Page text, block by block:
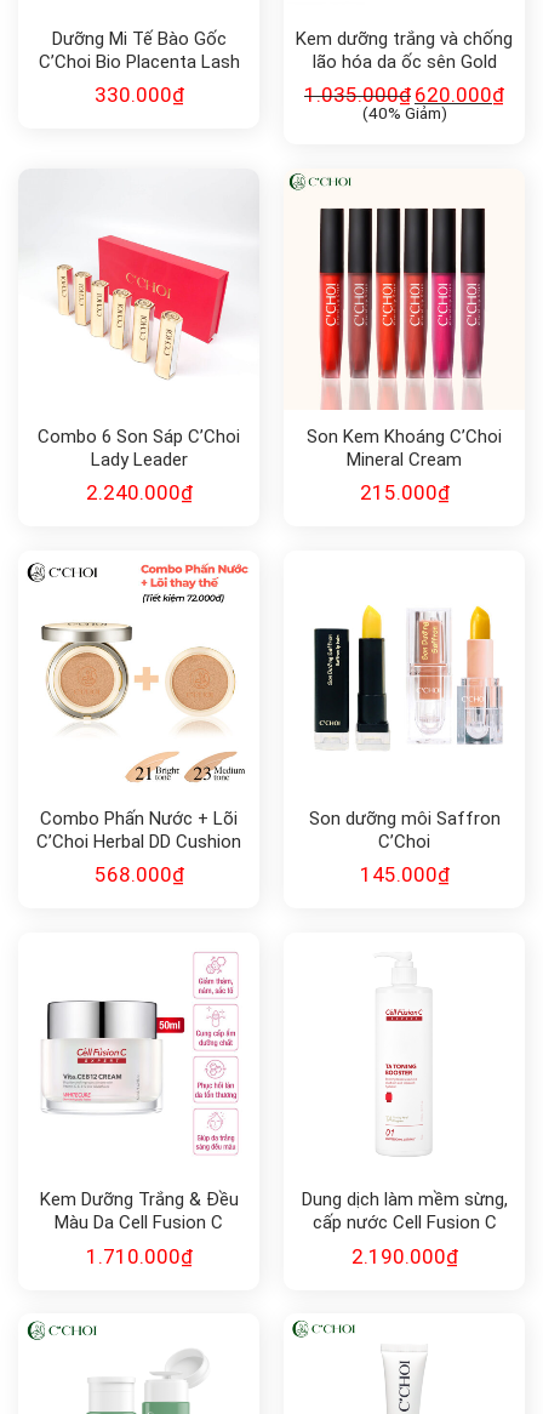
Dưỡng Mi Tế Bào Gốc
C’Choi Bio Placenta Lash
Serum
330.000₫
Kem dưỡng trắng và chống
lão hóa da ốc sên Gold
Energy Snail Synergy Gold
Snail Cream 50ml
1.035.000₫ 620.000₫
(40% Giảm)
Combo 6 Son Sáp C’Choi
Lady Leader
2.240.000₫
Son Kem Khoáng C’Choi
Mineral Cream
215.000₫
Combo Phấn Nước + Lõi
C’Choi Herbal DD Cushion
568.000₫
Son dưỡng môi Saffron
C’Choi
145.000₫
Kem Dưỡng Trắng & Đều
Màu Da Cell Fusion C
Expert WhiteCure
Vita.CEB12 Cream
1.710.000₫
Dung dịch làm mềm sừng,
cấp nước Cell Fusion C
Expert TA TONING
BOOSTER
2.190.000₫